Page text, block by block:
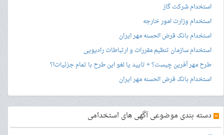
استخدام شرکت گاز
استخدام وزارت امور خارجه
استخدام بانک قرض الحسنه مهر ایران
استخدام سازمان تنظیم مقررات و ارتباطات رادیویی
طرح مهر آفرین چیست؟ + تایید یا لغو این طرح با تمام جزئیات!؟
استخدام بانک قرض الحسنه مهر ایران
» دسته بندی موضوعی آگهی های استخدامی